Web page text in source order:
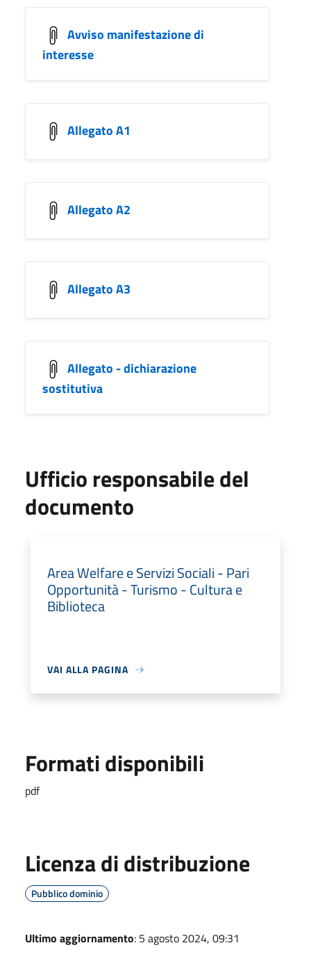
Avviso manifestazione di
interesse
Allegato A1
Allegato A2
Allegato A3
Allegato - dichiarazione
sostitutiva
Ufficio responsabile del
documento
Area Welfare e Servizi Sociali - Pari
Opportunità - Turismo - Cultura e
Biblioteca
VAI ALLA PAGINA
Formati disponibili
pdf
Licenza di distribuzione
Pubblico dominio
Ultimo aggiornamento: 5 agosto 2024, 09:31